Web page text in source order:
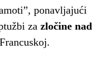
ponavljajući
za zločine nad